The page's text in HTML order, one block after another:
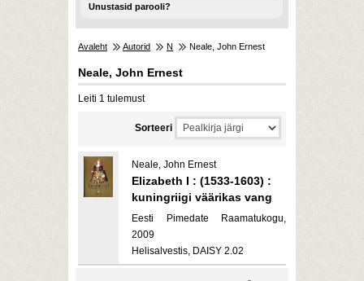
Unustasid parooli?
Avaleht Autorid N Neale, John Ernest
Neale, John Ernest
Leiti 1 tulemust
Sorteeri
Neale, John Ernest
Elizabeth I : (1533-1603) :
kuningriigi väärikas vang
Eesti Pimedate Raamatukogu,
2009
Helisalvestis, DAISY 2.02